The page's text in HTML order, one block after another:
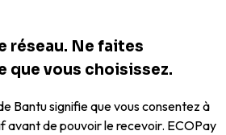
réseau. Ne faites
que vous choisissez.
Bantu signifie que vous consentez à
avant de pouvoir le recevoir. ECOPay